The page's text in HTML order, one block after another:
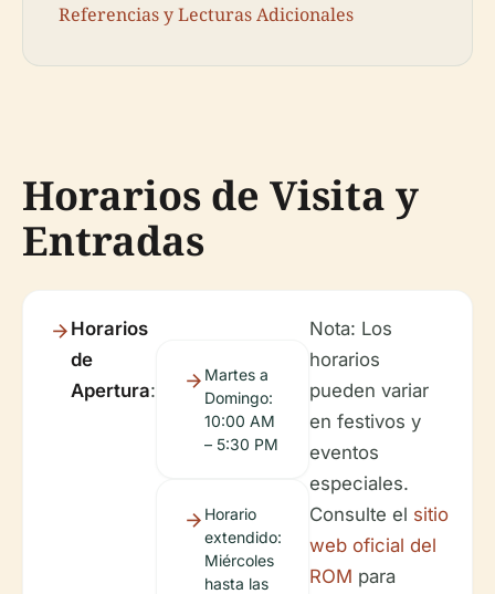
Referencias y Lecturas Adicionales
Horarios de Visita y
Entradas
Horarios
de
Apertura:
Martes a
Domingo:
10:00 AM
– 5:30 PM
Horario
extendido:
Miércoles
hasta las
Nota: Los
horarios
pueden variar
en festivos y
eventos
especiales.
Consulte el sitio
web oficial del
ROM para